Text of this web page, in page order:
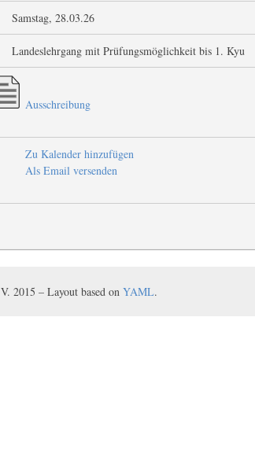
Samstag, 28.03.26
Landeslehrgang mit Prüfungsmöglichkeit bis 1. Kyu
Ausschreibung
Zu Kalender hinzufügen
Als Email versenden
2015 – Layout based on YAML.